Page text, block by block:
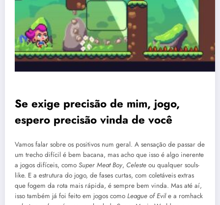
Se exige precisão de mim, jogo,
espero precisão vinda de você
Vamos falar sobre os positivos num geral. A sensação de passar de
um trecho difícil é bem bacana, mas acho que isso é algo inerente
a jogos difíceis, como Super Meat Boy, Celeste ou qualquer souls-
like. E a estrutura do jogo, de fases curtas, com coletáveis extras
que fogem da rota mais rápida, é sempre bem vinda. Mas até aí,
isso também já foi feito em jogos como League of Evile a romhack